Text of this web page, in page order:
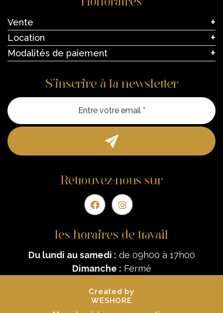
Vente
Location
Modalités de paiement
S’inscrire à la newsletter
Entre
Retrouvez-nous sur
les horaires de travail
Du lundi au samedi : de 09h00 à 17h00
Dimanche : Fermé
Created by
WESHORE